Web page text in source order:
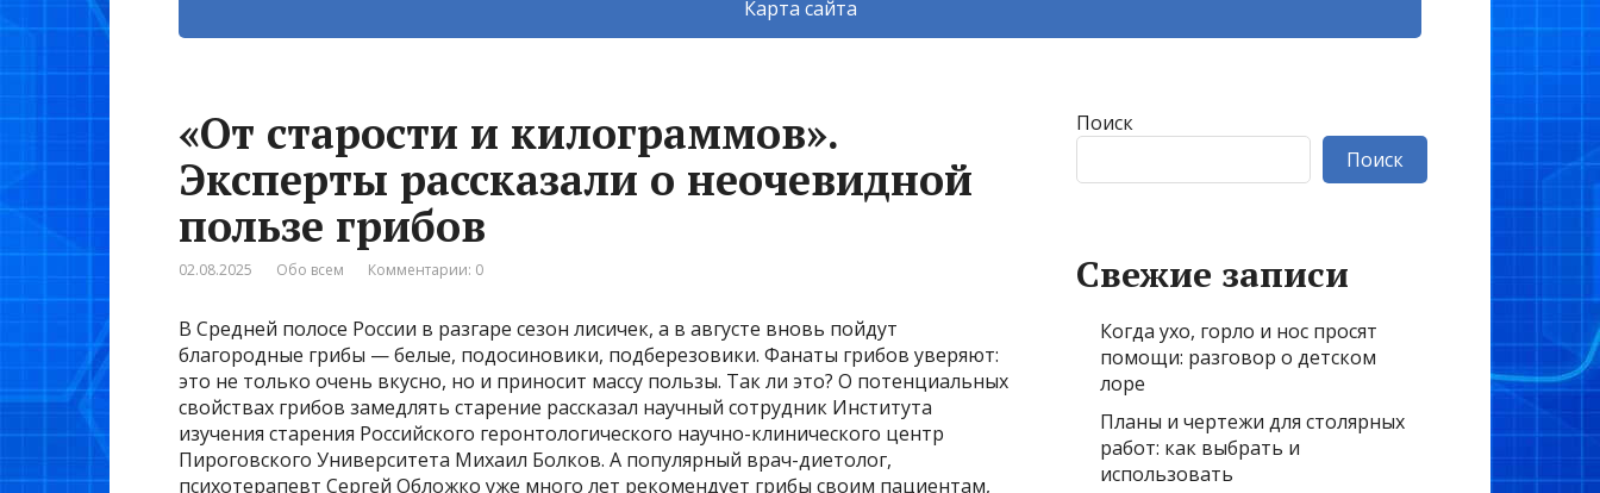
Карта сайта
«От старости и килограммов».
Эксперты рассказали о неочевидной
пользе грибов
02.08.2025 Обо всем Комментарии: 0
В Средней полосе России в разгаре сезон лисичек, а в августе вновь пойдут
благородные грибы — белые, подосиновики, подберезовики. Фанаты грибов уверяют:
это не только очень вкусно, но и приносит массу пользы. Так ли это? О потенциальных
свойствах грибов замедлять старение рассказал научный сотрудник Института
изучения старения Российского геронтологического научно-клинического центр
Пироговского Университета Михаил Болков. А популярный врач-диетолог,
психотерапевт Сергей Обложко уже много лет рекомендует грибы своим пациентам,
Поиск
Поиск
Свежие записи
Когда ухо, горло и нос просят
помощи: разговор о детском
лоре
Планы и чертежи для столярных
работ: как выбрать и
использовать